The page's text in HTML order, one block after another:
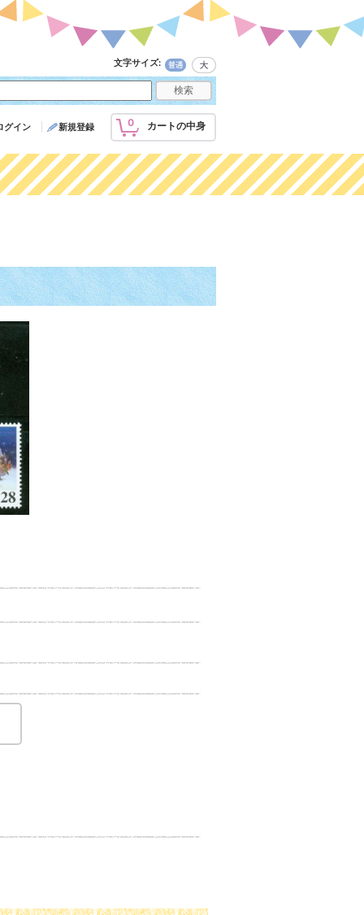
文字サイズ:
0 カートの中身
グイン 新規登録